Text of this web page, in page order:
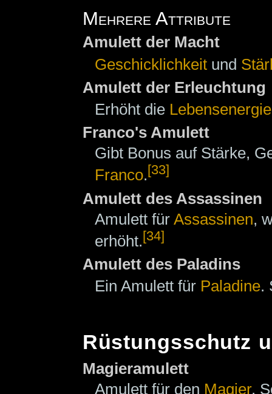
Mehrere Attribute
Amulett der Macht
Geschicklichkeit und
Amulett der Erleuchtung
Erhöht die Lebensenergie
Franco's Amulett
Gibt Bonus auf Stärke,
Franco. [33]
Amulett des Assassinen
Amulett für Assassinen,
erhöht.[34]
Amulett des Paladins
Ein Amulett für Paladine.
Rüstungsschutz
Magieramulett
Amulett für den Magier.